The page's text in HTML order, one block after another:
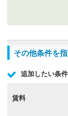
その他条件を
追加したい条件
賃料